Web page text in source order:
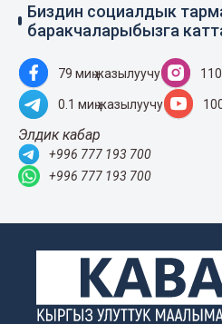
Биздин социалдык
баракчаларыбызга
79 миң жазылуучу
0.1 миң жазылуучу
Элдик кабар
+996 777 193 700
+996 777 193 700